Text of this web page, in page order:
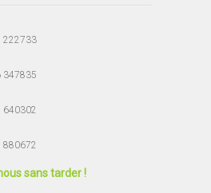
222733
347835
640302
880672
sans tarder !